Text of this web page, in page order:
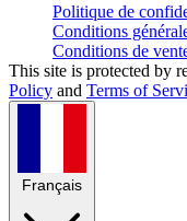
Politique de
Conditions
Conditions de
This site is protected by
Policy and Terms of
Français